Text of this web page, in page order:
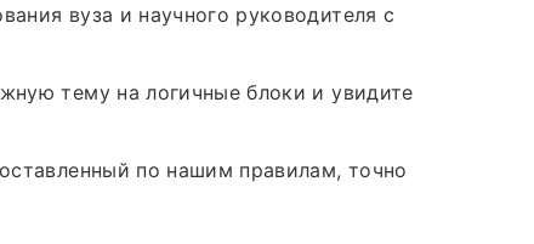
вуза и научного руководителя с
тему на логичные блоки и увидите
по нашим правилам, точно